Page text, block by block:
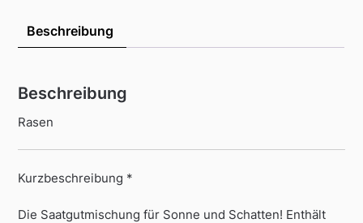
Beschreibung
Beschreibung
Rasen
Kurzbeschreibung *
Die Saatgutmischung für Sonne und Schatten! Enthält